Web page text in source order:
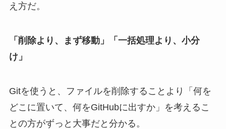
え方だ。
「削除より、まず移動」「一括処理より、小分
け」
Gitを使うと、ファイルを削除することより「何を
どこに置いて、何をGitHubに出すか」を考えるこ
との方がずっと大事だと分かる。